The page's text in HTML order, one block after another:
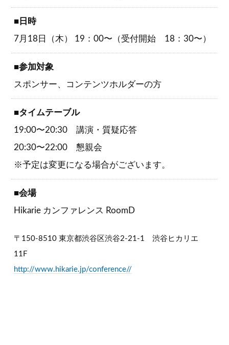
■日時
7月18日（木） 19：00〜（受付開始 18：30〜）
■参加対象
スポンサー、コンテンツホルダーの方
■タイムテーブル
19:00〜20:30 講演・質疑応答
20:30〜22:00 懇親会
※予定は変更になる場合がございます。
■会場
Hikarie カンファレンス RoomD
〒150-8510 東京都渋谷区渋谷2-21-1 渋谷ヒカリエ
11F
http://www.hikarie.jp/conference//